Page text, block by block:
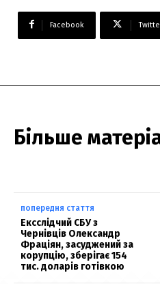
Facebook
Більше
попередня стаття
Ексслідчий СБУ з
Чернівців Олександр
Фраціян, засуджений за
корупцію, зберігає 154
тис. доларів готівкою